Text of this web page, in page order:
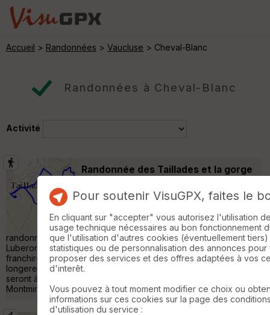
Accueil > Randonnées > Vaucluse > Cheval-Blanc
Randonnées à Cheval-Blanc
Activité
Randonnée des Taillades et la gorge
Randonnée des Taillades et la gorge de
Badarel : (fait le 23/10/2023) Cette
randonnée au départ des Taillades au pied du massif du
Luberon, propose 2 itinéraires : un facile et un difficile. Vous
franchirez sur le circuit difficile, la gorge de Badarel, puis vous
longerez les rochers de Baude. De magnifiques paysages
seront à découvrir sur la plaine de la Durance, les Dentelles de
Montmirail »
Pour soutenir VisuGPX, faites le
En cliquant sur "accepter" vous autorisez l'utilisation
usage technique nécessaires au bon fonctionnement
que l'utilisation d'autres cookies (éventuellement
statistiques ou de personnalisation des annonces pour
proposer des services et des offres adaptées à vos
d'interêt.
Vous pouvez à tout moment modifier ce choix ou
informations sur ces cookies sur la page des
d'utilisation du service :